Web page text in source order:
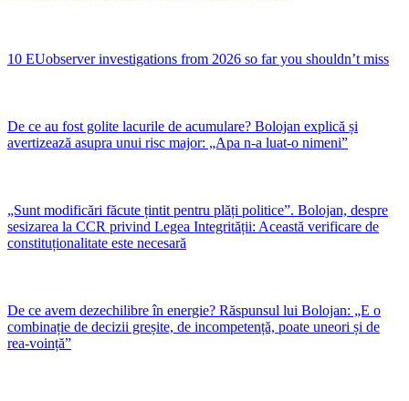
10 EUobserver investigations from 2026 so far you shouldn’t miss
De ce au fost golite lacurile de acumulare? Bolojan explică și
avertizează asupra unui risc major: „Apa n-a luat-o nimeni”
„Sunt modificări făcute țintit pentru plăți politice”. Bolojan, despre
sesizarea la CCR privind Legea Integrității: Această verificare de
constituționalitate este necesară
De ce avem dezechilibre în energie? Răspunsul lui Bolojan: „E o
combinație de decizii greșite, de incompetență, poate uneori și de
rea-voință”